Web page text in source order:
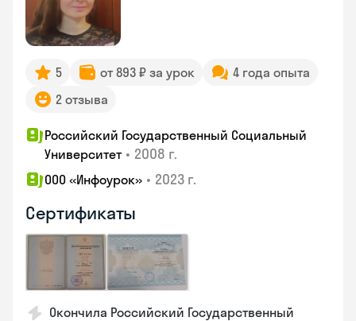
5 от 893 ₽ за урок
4 года опыта
2 отзыва
Российский Государственный Социальный
Университет • 2008 г.
ООО «Инфоурок» • 2023 г.
Сертификаты
Окончила Российский Государственный